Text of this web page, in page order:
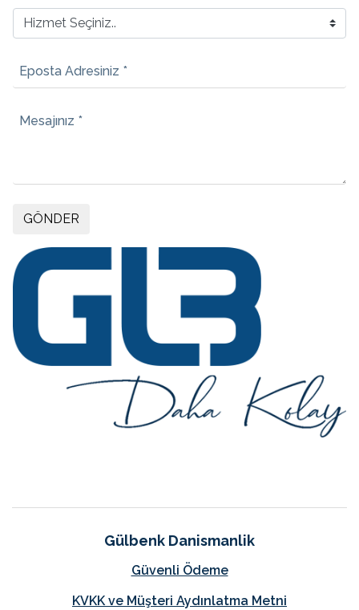
Eposta Adresiniz *
Mesajınız *
GÖNDER
Gülbenk Danismanlik
Güvenli Ödeme
KVKK ve Müşteri Aydınlatma Metni